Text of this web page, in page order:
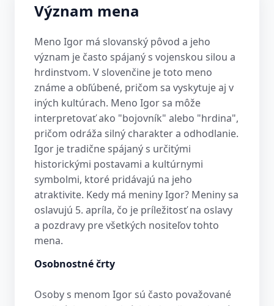
Význam mena
Meno Igor má slovanský pôvod a jeho
význam je často spájaný s vojenskou silou a
hrdinstvom. V slovenčine je toto meno
známe a obľúbené, pričom sa vyskytuje aj v
iných kultúrach. Meno Igor sa môže
interpretovať ako "bojovník" alebo "hrdina",
pričom odráža silný charakter a odhodlanie.
Igor je tradične spájaný s určitými
historickými postavami a kultúrnymi
symbolmi, ktoré pridávajú na jeho
atraktivite. Kedy má meniny Igor? Meniny sa
oslavujú 5. apríla, čo je príležitosť na oslavy
a pozdravy pre všetkých nositeľov tohto
mena.
Osobnostné črty
Osoby s menom Igor sú často považované